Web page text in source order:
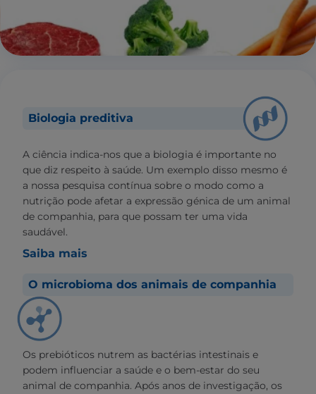
Biologia preditiva
A ciência indica-nos que a biologia é importante no
que diz respeito à saúde. Um exemplo disso mesmo é
a nossa pesquisa contínua sobre o modo como a
nutrição pode afetar a expressão génica de um animal
de companhia, para que possam ter uma vida
saudável.
Saiba mais
O microbioma dos animais de companhia
Os prebióticos nutrem as bactérias intestinais e
podem influenciar a saúde e o bem-estar do seu
animal de companhia. Após anos de investigação, os